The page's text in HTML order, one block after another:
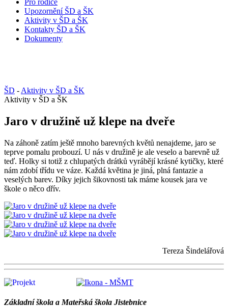
Pro rodiče
Upozornění ŠD a ŠK
Aktivity v ŠD a ŠK
Kontakty ŠD a ŠK
Dokumenty
ŠD - Aktivity v ŠD a ŠK
Aktivity v ŠD a ŠK
Jaro v družině už klepe na dveře
Na záhoně zatím ještě mnoho barevných květů nenajdeme, jaro se
teprve pomalu probouzí. U nás v družině je ale veselo a barevně už
teď. Holky si totiž z chlupatých drátků vyrábějí krásné kytičky, které
nám zdobí třídu ve váze. Každá květina je jiná, plná fantazie a
veselých barev. Díky jejich šikovnosti tak máme kousek jara ve
škole o něco dřív.
Tereza Šindelářová
Základní škola a Mateřská škola Jistebnice